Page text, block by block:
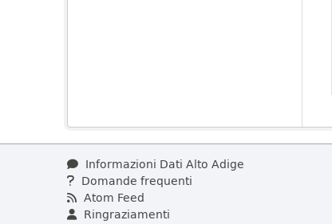
Informazioni Dati Alto Adige
Domande frequenti
Atom Feed
Ringraziamenti